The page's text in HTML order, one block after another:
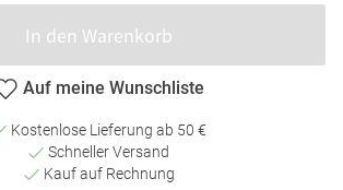
In den Warenkorb
Auf meine Wunschliste
Kostenlose Lieferung ab 50 €
Schneller Versand
Kauf auf Rechnung